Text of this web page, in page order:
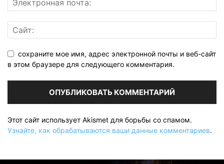
сохраните мое имя, адрес электронной почты и веб-сайт
в этом браузере для следующего комментария.
Этот сайт использует Akismet для борьбы со спамом.
Узнайте, как обрабатываются ваши данные комментариев.